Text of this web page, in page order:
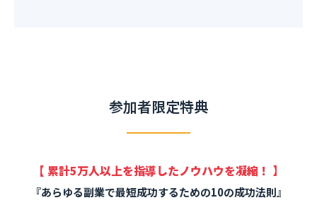
参加者限定特典
【 累計5万人以上を指導したノウハウを凝縮！ 】
『あらゆる副業で最短成功するための10の成功法則』